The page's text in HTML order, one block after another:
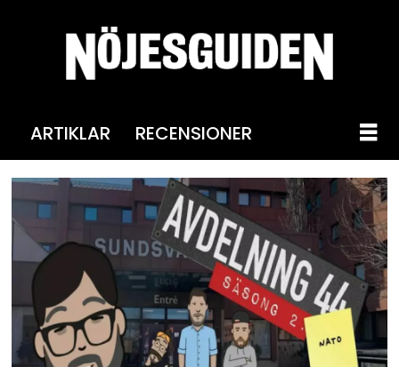
ARTIKLAR RECENSIONER